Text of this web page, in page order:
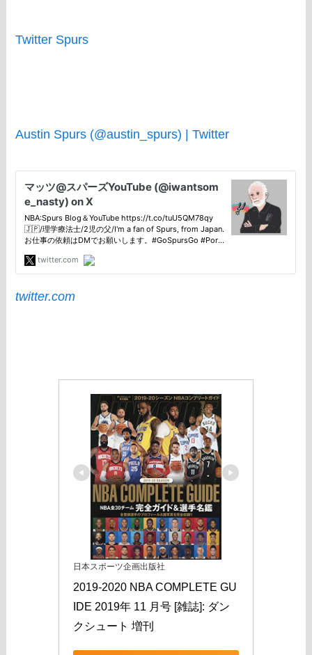
Twitter Spurs
Austin Spurs (@austin_spurs) | Twitter
twitter.com
日本スポーツ企画出版社
2019-2020 NBA COMPLETE GU
IDE 2019年 11 月号 [雑誌]: ダン
クシュート 増刊